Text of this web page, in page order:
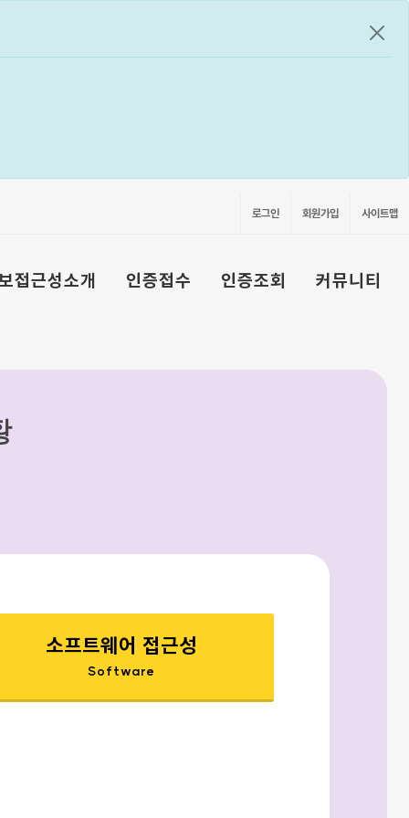
공지
로그인 회원가입 사이트맵
접근성소개 인증접수 인증조회 커뮤니티
소프트웨어 접근성
Software